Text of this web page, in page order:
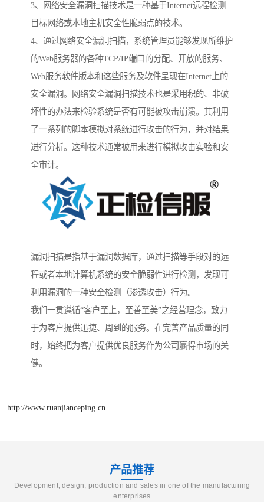
3、网络安全漏洞扫描技术是一种基于Internet远程检测
目标网络或本地主机安全性脆弱点的技术。
4、通过网络安全漏洞扫描，系统管理员能够发现所维护
的Web服务器的各种TCP/IP端口的分配、开放的服务、
Web服务软件版本和这些服务及软件呈现在Internet上的
安全漏洞。网络安全漏洞扫描技术也是采用积的、非破
坏性的办法来检验系统是否有可能被攻击崩溃。其利用
了一系列的脚本模拟对系统进行攻击的行为，并对结果
进行分析。这种技术通常被用来进行模拟攻击实验和安
全审计。
漏洞扫描是指基于漏洞数据库，通过扫描等手段对的远
程或者本地计算机系统的安全脆弱性进行检测，发现可
利用漏洞的一种安全检测（渗透攻击）行为。
我们一贯遵循“客户至上，至善至美”之经营理念，致力
于为客户提供迅捷、周到的服务。在完善产品质量的同
时，始终把为客户提供优良服务作为公司赢得市场的关
健。
http://www.ruanjianceping.cn
产品推荐
Development, design, production and sales in one of the manufacturing
enterprises